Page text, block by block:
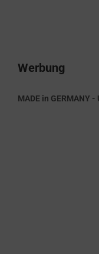
Werbung
MADE in GERMANY